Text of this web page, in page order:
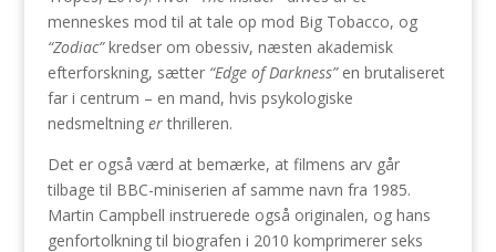
menneskes mod til at tale op mod Big Tobacco, og
“Zodiac”kredser om obessiv, næsten akademisk
efterforskning, sætter “Edge of Darkness”en brutaliseret
far i centrum – en mand, hvis psykologiske
nedsmeltning erthrilleren.
Det er også værd at bemærke, at filmens arv går
tilbage til BBC-miniserien af samme navn fra 1985.
Martin Campbell instruerede også originalen, og hans
genfortolkning til biografen i 2010 komprimerer seks